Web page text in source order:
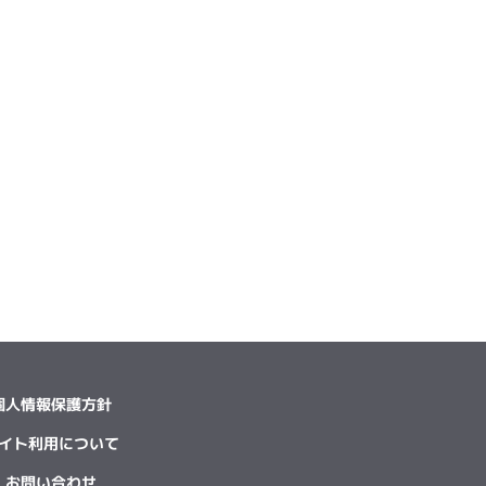
人情報保護方針
ト利用について
お問い合わせ